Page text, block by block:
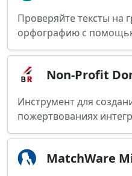
Проверяйте тексты на
орфографию с
Non-Profit
Инструмент для
пожертвованиях
MatchWare